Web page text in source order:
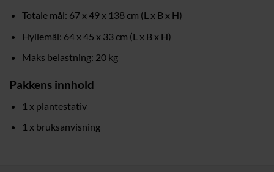
Totale mål: 67 x 49 x 138 cm (L x B x H)
Hyllemål: 64 x 45 x 33 cm (L x B x H)
Maks belastning: 20 kg
Pakkens innhold
1 x plantestativ
1 x bruksanvisning